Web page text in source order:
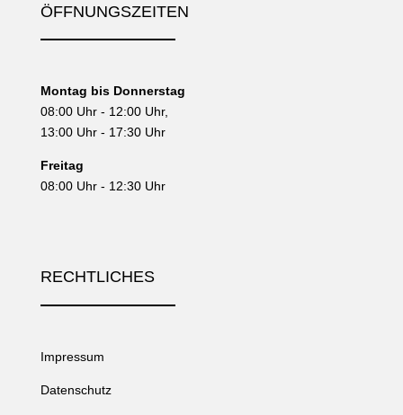
ÖFFNUNGSZEITEN
Montag bis Donnerstag
08:00 Uhr - 12:00 Uhr,
13:00 Uhr - 17:30 Uhr
Freitag
08:00 Uhr - 12:30 Uhr
RECHTLICHES
Impressum
Datenschutz